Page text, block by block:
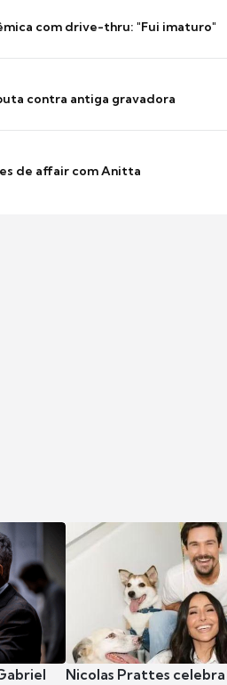
com drive-thru: "Fui imaturo"
contra antiga gravadora
de affair com Anitta
Nicolas Prattes